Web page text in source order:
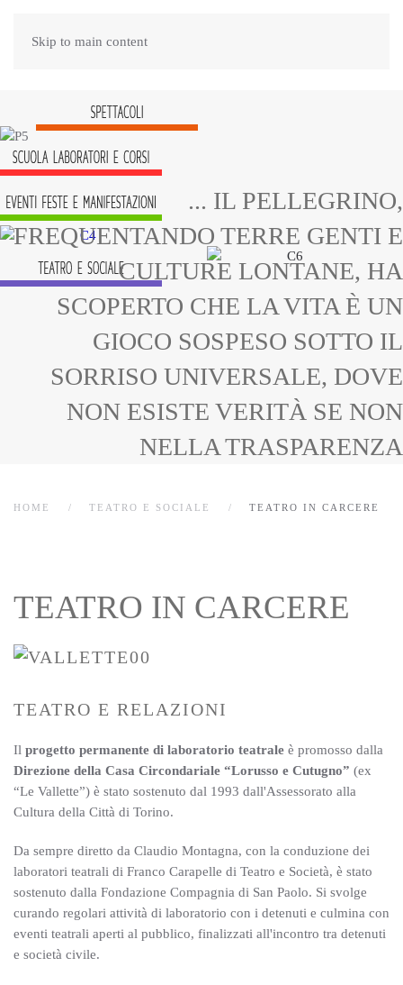
Skip to main content
... IL PELLEGRINO,
FREQUENTANDO TERRE GENTI E
CULTURE LONTANE, HA
SCOPERTO CHE LA VITA È UN
GIOCO SOSPESO SOTTO IL
SORRISO UNIVERSALE, DOVE
NON ESISTE VERITÀ SE NON
NELLA TRASPARENZA
HOME TEATRO E SOCIALE TEATRO IN CARCERE
TEATRO IN CARCERE
TEATRO E RELAZIONI
Il progetto permanente di laboratorio teatrale è promosso dalla
Direzione della Casa Circondariale “Lorusso e Cutugno” (ex
“Le Vallette”) è stato sostenuto dal 1993 dall'Assessorato alla
Cultura della Città di Torino.
Da sempre diretto da Claudio Montagna, con la conduzione dei
laboratori teatrali di Franco Carapelle di Teatro e Società, è stato
sostenuto dalla Fondazione Compagnia di San Paolo. Si svolge
curando regolari attività di laboratorio con i detenuti e culmina con
eventi teatrali aperti al pubblico, finalizzati all'incontro tra detenuti
e società civile.